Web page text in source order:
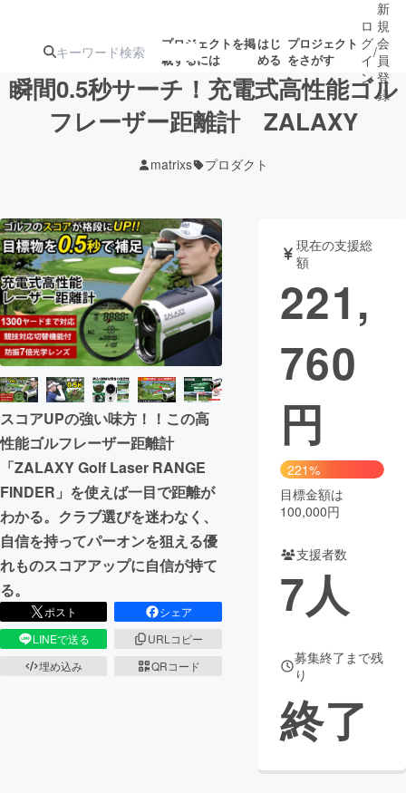
プロジェクトを掲
載するには
はじ
める
プロジェクト
をさがす
注目の新着プロ
ジェクト
ロジェクト
アート・写真 音楽
テクノロジー・ガジェット ゲーム・サ
映像・映画
ビジネス・起業
まちづくり・地域活性化
CAMPFIRE for Social Good
CAMPFIRE Creation
CAMPFIREふるさと納税
コミュニティ
ロ
グ
イ
ン
/
新
規
会
員
登
録
瞬間0.5秒サーチ！充電式高性能ゴル
フレーザー距離計 ZALAXY
matrixs プロダクト
スコアUPの強い味方！！この高
性能ゴルフレーザー距離計
「ZALAXY Golf Laser RANGE
FINDER」を使えば一目で距離が
わかる。クラブ選びを迷わなく、
自信を持ってパーオンを狙える優
れものスコアアップに自信が持て
る。
ポスト
シェア
LINEで送る
URLコピー
埋め込み
QRコード
現在の支援総
額
221,
760
円
221%
目標金額は
100,000円
支援者数
7人
募集終了まで残
り
終了